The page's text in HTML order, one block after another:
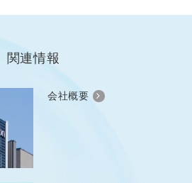
関連情報
会社概要